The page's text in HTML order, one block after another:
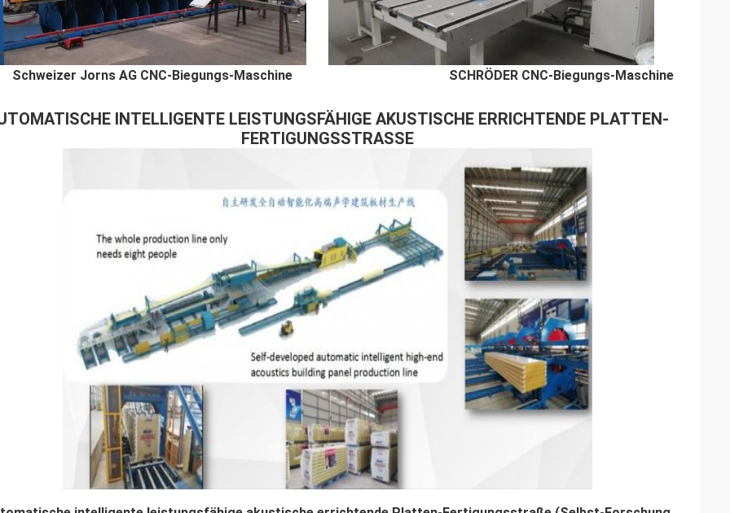
Schweizer Jorns AG CNC-Biegungs-Maschine SCHRÖDER CNC-Biegungs-Maschine
INTELLIGENTE LEISTUNGSFÄHIGE AKUSTISCHE ERRICHTENDE PLATTEN-
FERTIGUNGSSTRASSE